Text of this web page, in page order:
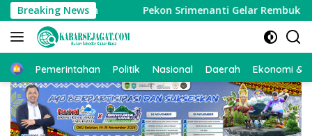
Langsung
ke
konten
Breaking News
Daerah Pekon Srimenanti Gelar Rembuk Stunting
Beranda
Pemerintahan Politik Nasional Daerah Ekonomi &